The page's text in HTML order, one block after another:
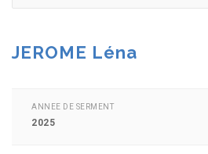
JEROME Léna
ANNEE DE SERMENT
2025